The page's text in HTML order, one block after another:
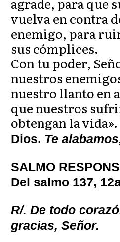
agrade, para que
vuelva en contra
enemigo, para
sus cómplices.
Con tu poder,
nuestros
nuestro llanto en
que nuestros
obtengan la vida».
Dios. Te
SALMO
Del salmo 137,
R/. De todo
gracias, Señor.